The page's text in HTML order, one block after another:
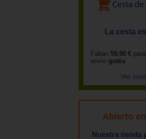
La cesta
Faltan 59,90 €
envío gratis
Ver
Abierto
Nuestra tienda